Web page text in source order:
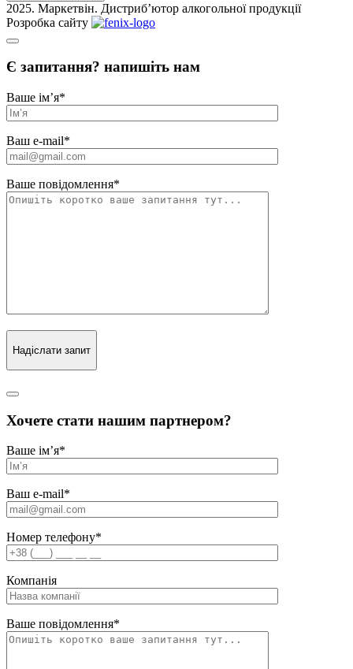
2025. Маркетвін. Дистриб’ютор алкогольної продукції
Розробка сайту
Є запитання? напишіть нам
Ваше ім’я*
Ваш e-mail*
Ваше повідомлення*
Надіслати запит
Хочете стати нашим партнером?
Ваше ім’я*
Ваш e-mail*
Номер телефону*
Компанія
Ваше повідомлення*